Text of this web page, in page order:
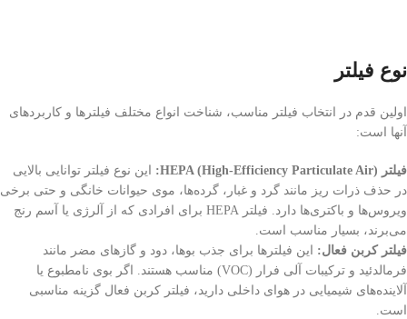
نوع فیلتر
اولین قدم در انتخاب فیلتر مناسب، شناخت انواع مختلف فیلترها و کاربردهای
آنها است:
فیلتر HEPA (High-Efficiency Particulate Air):
این نوع فیلتر توانایی بالایی
در حذف ذرات ریز مانند گرد و غبار، گرده‌ها، موی حیوانات خانگی و حتی برخی
ویروس‌ها و باکتری‌ها دارد. فیلتر HEPA برای افرادی که از آلرژی یا آسم رنج
می‌برند، بسیار مناسب است.
فیلتر کربن فعال: این فیلترها برای جذب بوها، دود و گازهای مضر مانند
فرمالدئید و ترکیبات آلی فرار (VOC) مناسب هستند. اگر بوی نامطبوع یا
آلاینده‌های شیمیایی در هوای داخلی دارید، فیلتر کربن فعال گزینه مناسبی
است.